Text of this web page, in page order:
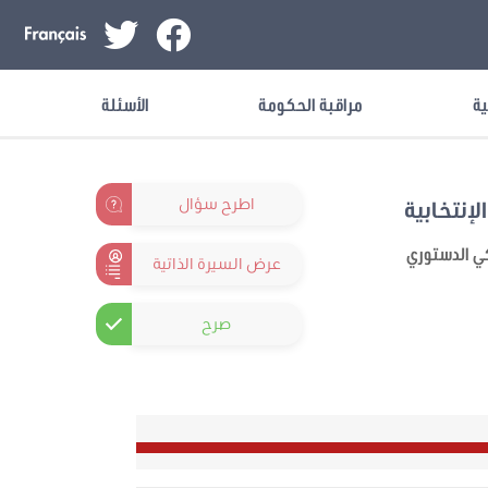
مراقبة الحكومة الأسئلة
الدستوري
اطرح سؤال
عرض السيرة الذاتية
صرح